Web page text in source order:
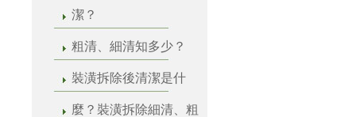
潔？
粗清、細清知多少？
裝潢拆除後清潔是什
麼？裝潢拆除細清、粗